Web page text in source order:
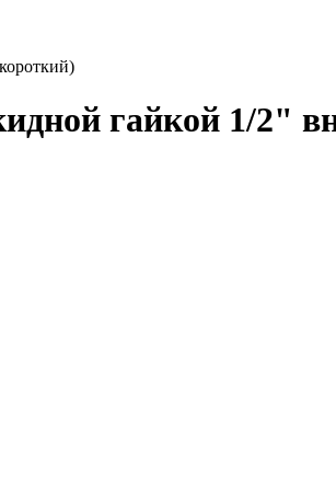
гайкой 1/2"